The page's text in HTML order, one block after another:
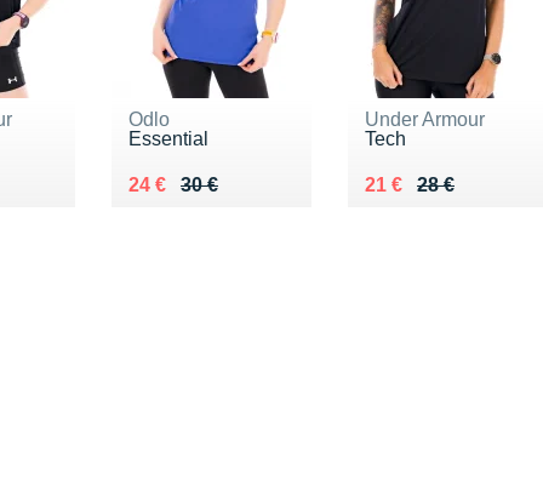
Odlo
Essential
30 €
Au lieu de 30 €
24 €
Vendu 24 €
Under Armour
Tech
28 €
Au lieu de 28 €
21 €
Vendu 21 €